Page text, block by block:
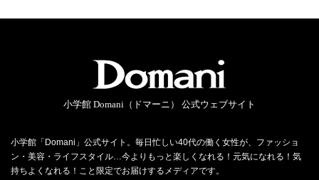
小学館 Domani（ドマーニ） 公式ウェブサイト
小学館「Domani」公式サイト。毎日忙しい40代の働く女性が、ファッショ
ン・美容・ライフスタイル…今よりもっと楽しくなれる！元気になれる！気
持ちよくなれる！こと限定でお届けするメディアです。